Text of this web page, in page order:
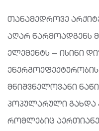
თანამედროვე
აღარ წარმოადგენს
ელემენტს — ისინი
მნიშვნელოვანი
პოპულარული გახდა
რომლებიც